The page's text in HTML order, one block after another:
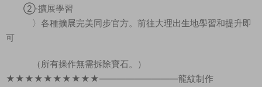
②·擴展學習
〉各種擴展完美同步官方。前往大理出生地學習和提升即
可
（所有操作無需拆除寶石。）
★★★★★★★★★★—————————龍紋制作